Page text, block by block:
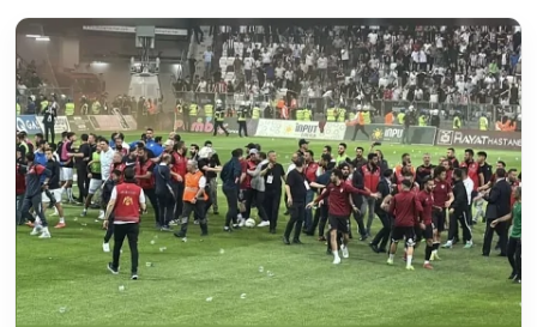
Yerel Yönetimler
Mülki İdare
Toplum ve Yaşam
Sivil Toplum Kuruluşları
Kamu Kurumları ve Üst Kurullar